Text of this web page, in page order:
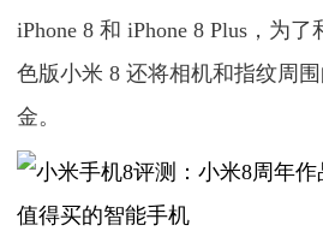
iPhone 8 和 iPhone 8 Plus，为
色版小米 8 还将相机和指纹周
金。